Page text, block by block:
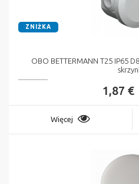
ZNIŻKA
OBO BETTERMANN T25 IP65
1,87 €
Więcej